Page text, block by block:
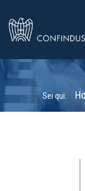
Sei qui: